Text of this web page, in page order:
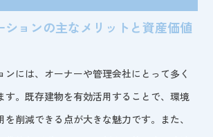
ションの主なメリットと資産価値
ンには、オーナーや管理会社にとって多く
す。既存建物を有効活用することで、環境
削減できる点が大きな魅力です。また、